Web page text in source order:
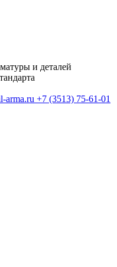
и деталей
arma.ru +7 (3513) 75-61-01